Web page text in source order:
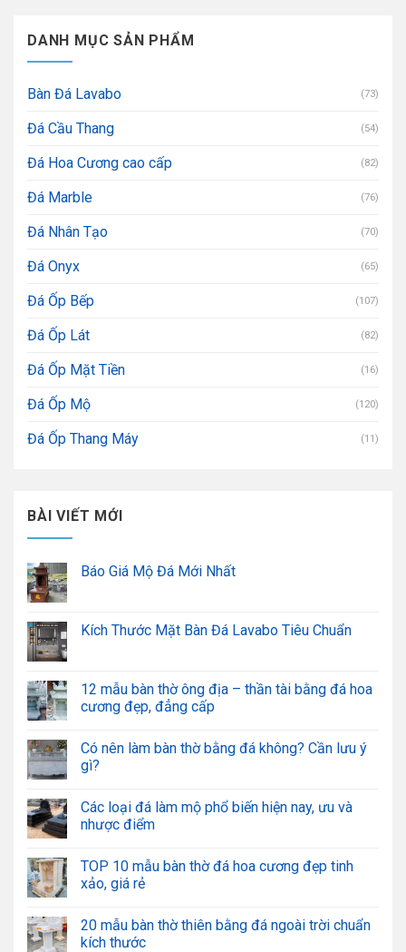
DANH MỤC SẢN PHẨM
Bàn Đá Lavabo (73)
Đá Cầu Thang (54)
Đá Hoa Cương cao cấp (82)
Đá Marble (76)
Đá Nhân Tạo (70)
Đá Onyx (65)
Đá Ốp Bếp (107)
Đá Ốp Lát (82)
Đá Ốp Mặt Tiền (16)
Đá Ốp Mộ (120)
Đá Ốp Thang Máy (11)
BÀI VIẾT MỚI
Báo Giá Mộ Đá Mới Nhất
Kích Thước Mặt Bàn Đá Lavabo Tiêu Chuẩn
12 mẫu bàn thờ ông địa – thần tài bằng đá hoa
cương đẹp, đẳng cấp
Có nên làm bàn thờ bằng đá không? Cần lưu ý
gì?
Các loại đá làm mộ phổ biến hiện nay, ưu và
nhược điểm
TOP 10 mẫu bàn thờ đá hoa cương đẹp tinh
xảo, giá rẻ
20 mẫu bàn thờ thiên bằng đá ngoài trời chuẩn
kích thước